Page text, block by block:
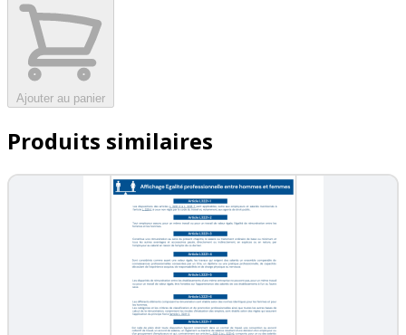
Ajouter au panier
Produits similaires